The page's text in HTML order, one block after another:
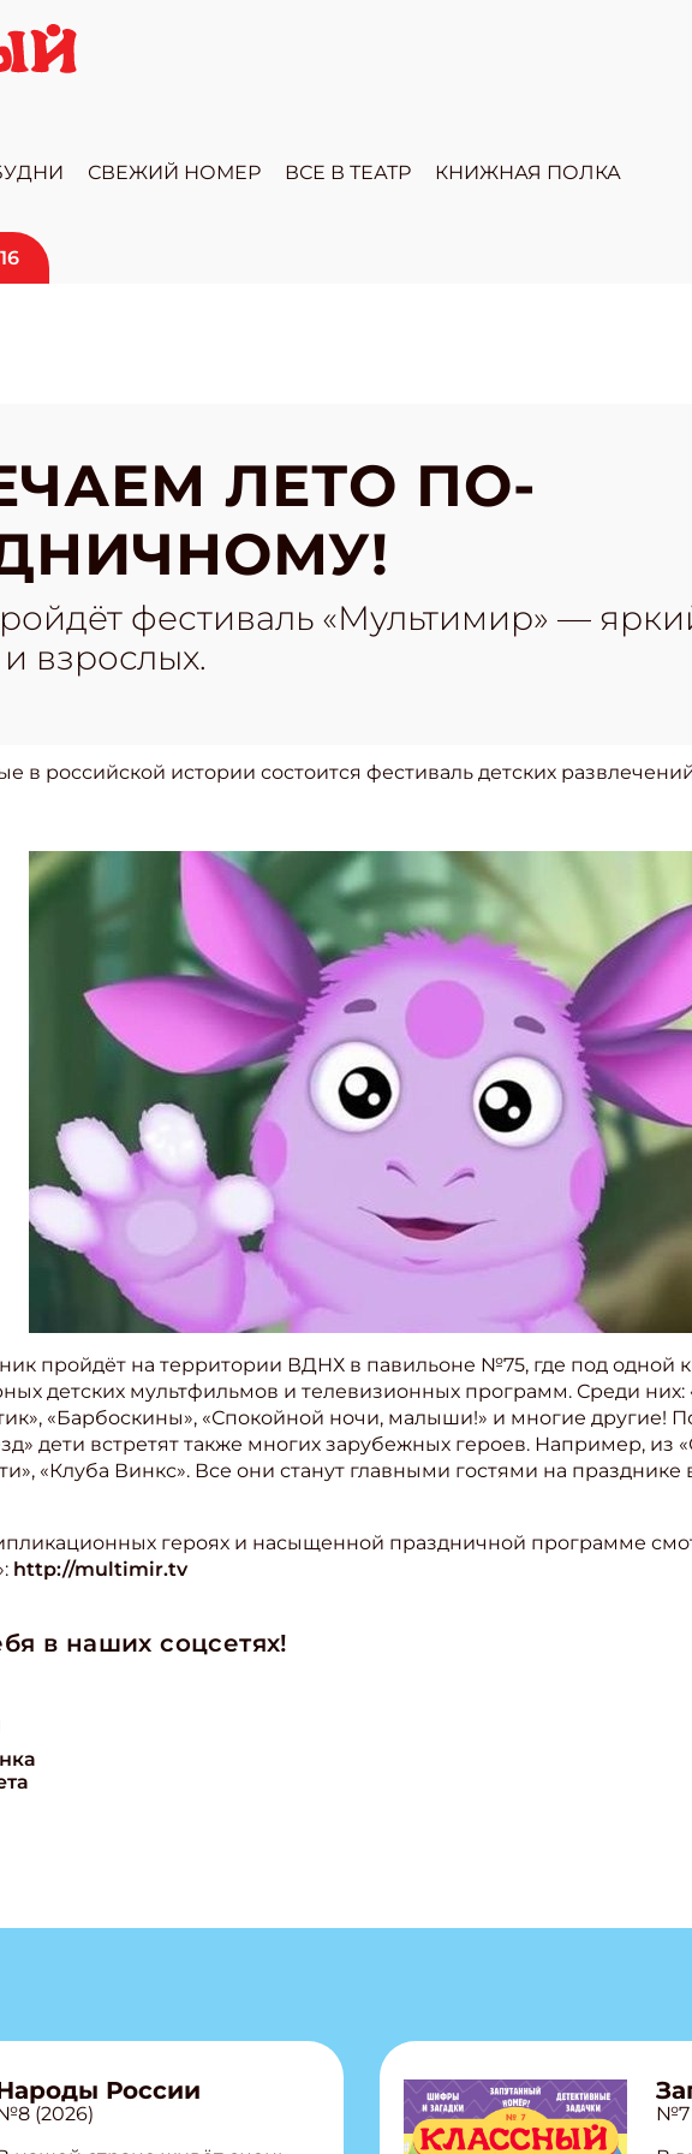
СВЕЖИЙ НОМЕР ВСЕ В ТЕАТР КНИЖНАЯ ПОЛКА
ЛЕТО ПО-
фестиваль «Мультимир» —
взрослых.
в российской истории состоится фестиваль детских
пройдёт на территории ВДНХ в павильоне №75, где под
детских мультфильмов и телевизионных программ. Среди
«Барбоскины», «Спокойной ночи, малыши!» и многие другие!
дети встретят также многих зарубежных героев. Например, из
«Клуба Винкс». Все они станут главными гостями на
героях и насыщенной праздничной программе
http://multimir.tv
в наших соцсетях!
России
(2026)
№7